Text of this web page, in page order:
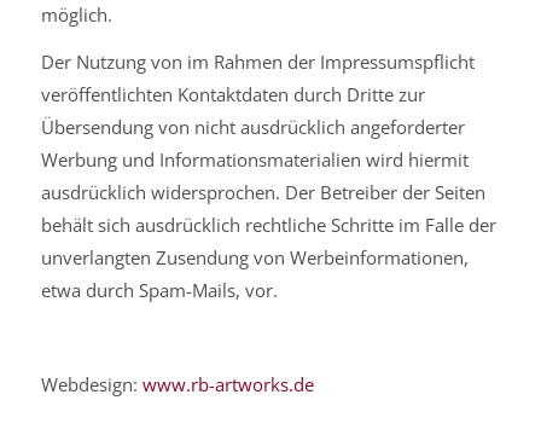
möglich.
Der Nutzung von im Rahmen der Impressumspflicht
veröffentlichten Kontaktdaten durch Dritte zur
Übersendung von nicht ausdrücklich angeforderter
Werbung und Informationsmaterialien wird hiermit
ausdrücklich widersprochen. Der Betreiber der Seiten
behält sich ausdrücklich rechtliche Schritte im Falle der
unverlangten Zusendung von Werbeinformationen,
etwa durch Spam-Mails, vor.
Webdesign: www.rb-artworks.de